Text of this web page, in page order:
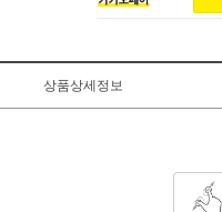
상품상세정보